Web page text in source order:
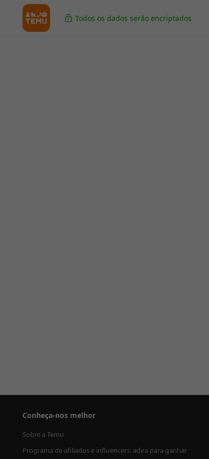
Todos os dados serão encriptados
Conheça-nos melhor
Sobre a Temu
Programa de afiliados e influencers: adira para ganhar